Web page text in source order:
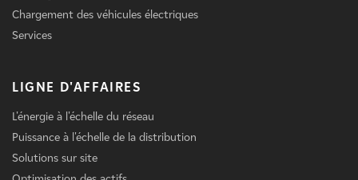
Chargement des véhicules électriques
Services
LIGNE D'AFFAIRES
L'énergie à l'échelle du réseau
Puissance à l'échelle de la distribution
Solutions sur site